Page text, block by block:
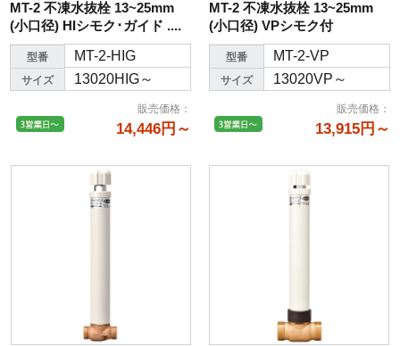
MT-2 不凍水抜栓 13~25mm
(小口径) HIシモク･ガイド ....
型番 MT-2-HIG
サイズ 13020HIG～
販売価格 ：
14,446円～
MT-2 不凍水抜栓 13~25mm
(小口径) VPシモク付
型番 MT-2-VP
サイズ 13020VP～
販売価格 ：
13,915円～